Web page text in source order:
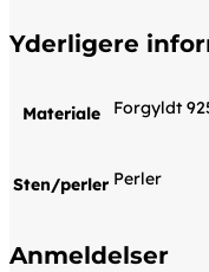
Yderligere
Materiale Forgyldt
Sten/perler Perler
Anmeldelser